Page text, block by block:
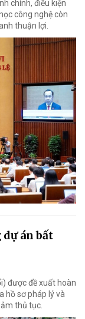
chính, điều kiện
công nghệ còn
thuận lợi.
án bất
được đề xuất hoàn
hồ sơ pháp lý và
thủ tục.